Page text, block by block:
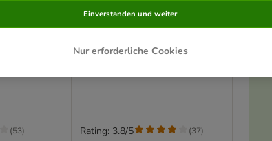
(53)
Naturhaarbürste
Rating: 3.8/5 (37)
Nur erforderliche Cookies
Einverstanden und weiter